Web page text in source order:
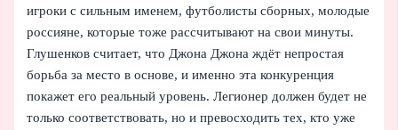
игроки с сильным именем, футболисты сборных, молодые
россияне, которые тоже рассчитывают на свои минуты.
Глушенков считает, что Джона Джона ждёт непростая
борьба за место в основе, и именно эта конкуренция
покажет его реальный уровень. Легионер должен будет не
только соответствовать, но и превосходить тех, кто уже